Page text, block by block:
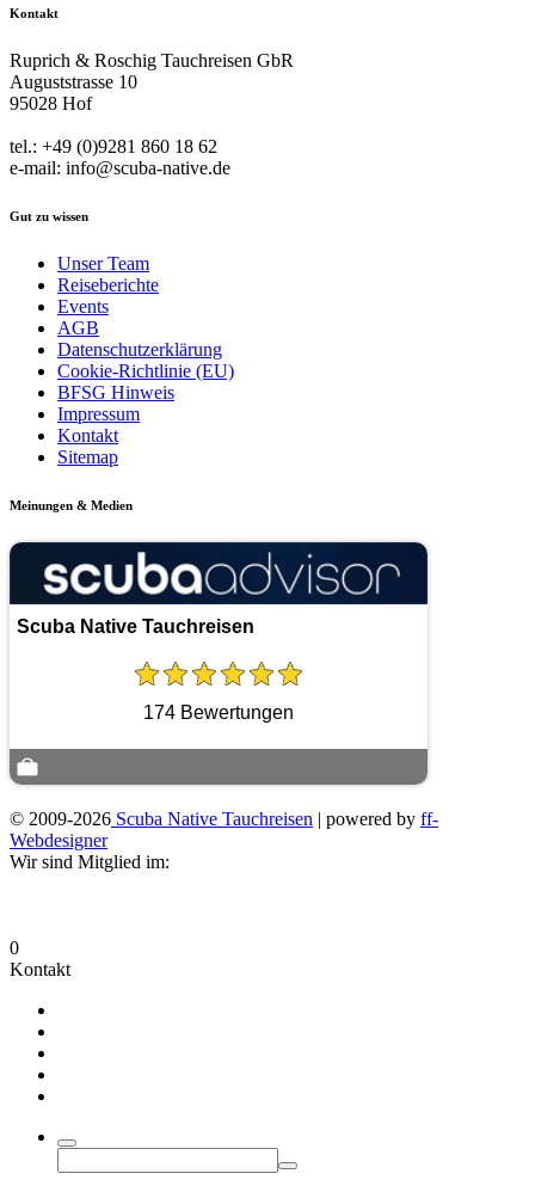
Kontakt
Ruprich & Roschig Tauchreisen GbR
Auguststrasse 10
95028 Hof
tel.: +49 (0)9281 860 18 62
e-mail: info@scuba-native.de
Gut zu wissen
Unser Team
Reiseberichte
Events
AGB
Datenschutzerklärung
Cookie-Richtlinie (EU)
BFSG Hinweis
Impressum
Kontakt
Sitemap
Meinungen & Medien
Scuba Native Tauchreisen
174 Bewertungen
© 2009-2026 Scuba Native Tauchreisen | powered by ff-
Webdesigner
Wir sind Mitglied im:
0
Kontakt